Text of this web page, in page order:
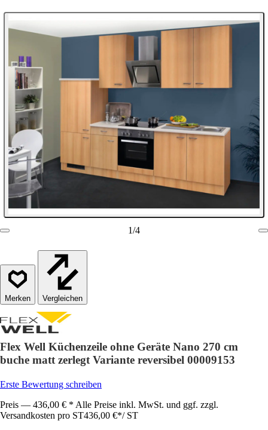
1/4
Vergleichen
Flex Well Küchenzeile ohne Geräte Nano 270 cm
buche matt zerlegt Variante reversibel 00009153
Erste Bewertung schreiben
Preis — 436,00 € * Alle Preise inkl. MwSt. und ggf. zzgl.
Versandkosten pro ST436,00 €*/ ST